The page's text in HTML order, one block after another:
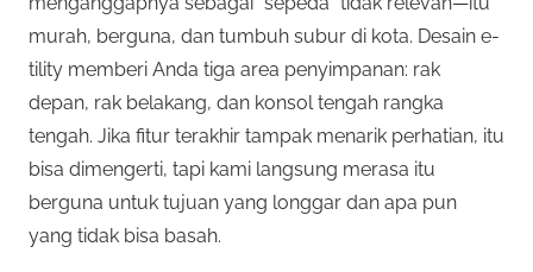
murah, berguna, dan tumbuh subur di kota. Desain e-
tility memberi Anda tiga area penyimpanan: rak
depan, rak belakang, dan konsol tengah rangka
tengah. Jika fitur terakhir tampak menarik perhatian, itu
bisa dimengerti, tapi kami langsung merasa itu
berguna untuk tujuan yang longgar dan apa pun
yang tidak bisa basah.